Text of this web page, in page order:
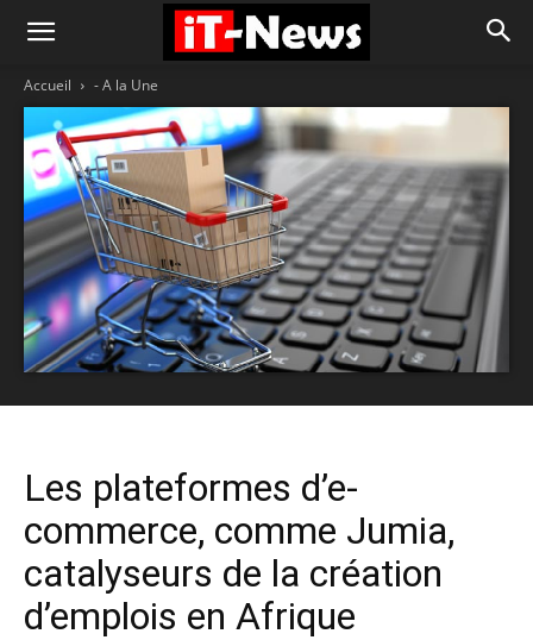
Accueil - A la Une
Les plateformes d’e-
commerce, comme Jumia,
catalyseurs de la création
d’emplois en Afrique